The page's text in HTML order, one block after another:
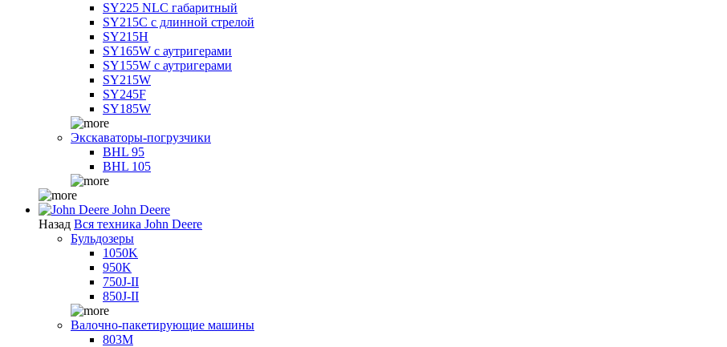
SY225 NLC габаритный
SY215C с длинной стрелой
SY215H
SY165W с аутригерами
SY155W с аутригерами
SY215W
SY245F
SY185W
Экскаваторы-погрузчики
BHL 95
BHL 105
John Deere
Назад Вся техника John Deere
Бульдозеры
1050K
950K
750J-II
850J-II
Валочно-пакетирующие машины
803M